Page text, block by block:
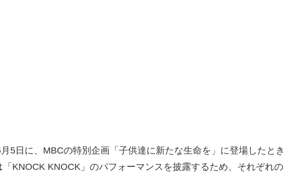
5日に、MBCの特別企画「子供達に新たな生命を」に登場したとき
KNOCK KNOCK」のパフォーマンスを披露するため、それぞれの